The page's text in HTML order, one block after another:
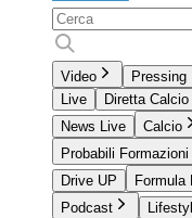
Video Pressing
Live
Diretta Calcio
News Live
Calcio
Probabili Formazioni
Drive UP
Formula
Podcast